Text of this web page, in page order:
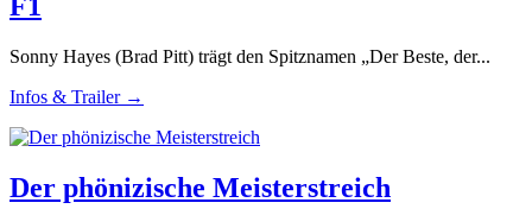
Sonny Hayes (Brad Pitt) trägt den Spitznamen „Der Beste, der...
Infos & Trailer →
Der phönizische Meisterstreich